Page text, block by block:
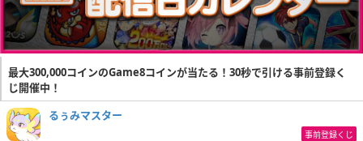
最大300,000コインのGame8コインが当たる！30秒で引ける事前登録く
じ開催中！
るぅみマスター
事前登録くじ